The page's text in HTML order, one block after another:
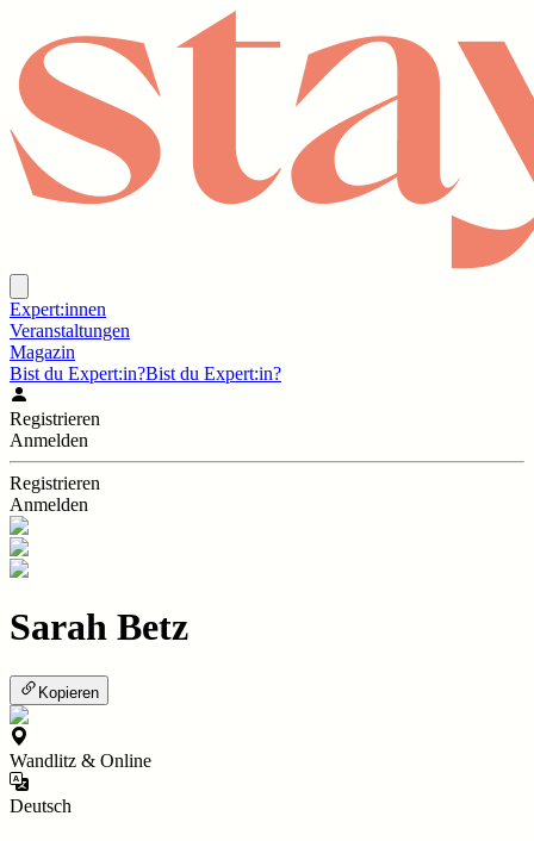
Expert:innen
Veranstaltungen
Magazin
Bist du Expert:in?Bist du Expert:in?
Registrieren
Anmelden
Registrieren
Anmelden
Sarah Betz
Kopieren
Wandlitz & Online
Deutsch